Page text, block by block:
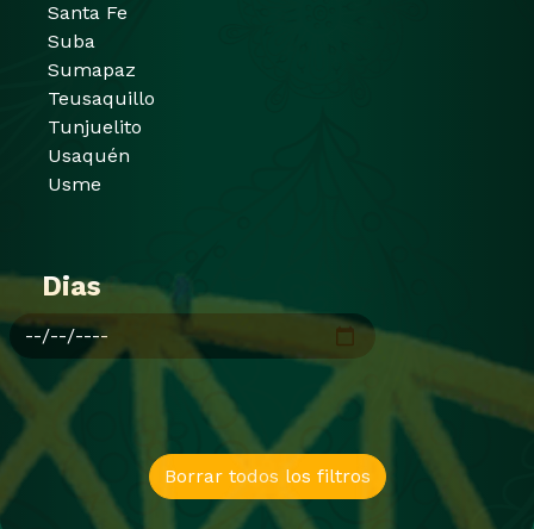
Santa Fe
Suba
Sumapaz
Teusaquillo
Tunjuelito
Usaquén
Usme
Dias
Borrar todos los filtros